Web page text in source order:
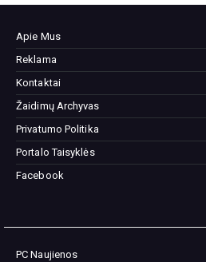
Apie Mus
Reklama
Kontaktai
Žaidimų Archyvas
Privatumo Politika
Portalo Taisyklės
Facebook
PC Naujienos